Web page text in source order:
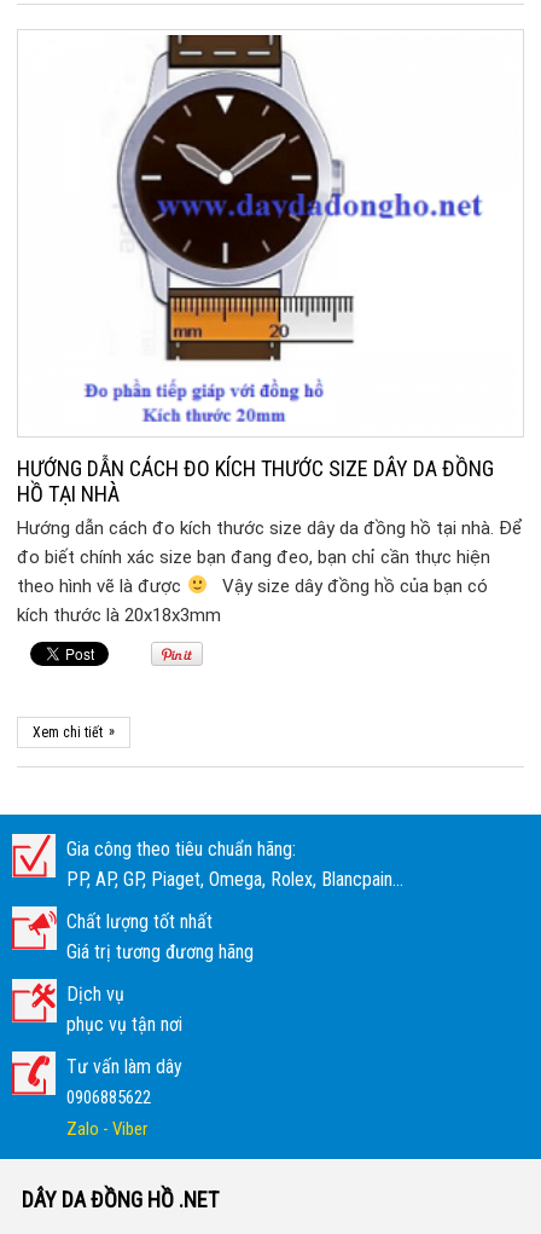
HƯỚNG DẪN CÁCH ĐO KÍCH THƯỚC SIZE DÂY DA ĐỒNG
HỒ TẠI NHÀ
Hướng dẫn cách đo kích thước size dây da đồng hồ tại nhà. Để
đo biết chính xác size bạn đang đeo, bạn chỉ cần thực hiện
theo hình vẽ là được
Vậy size dây đồng hồ của bạn có
kích thước là 20x18x3mm
Xem chi tiết »
Gia công theo tiêu chuẩn hãng:
PP, AP, GP, Piaget, Omega, Rolex, Blancpain...
Chất lượng tốt nhất
Giá trị tương đương hãng
Dịch vụ
phục vụ tận nơi
Tư vấn làm dây
0906885622
Zalo - Viber
DÂY DA ĐỒNG HỒ .NET